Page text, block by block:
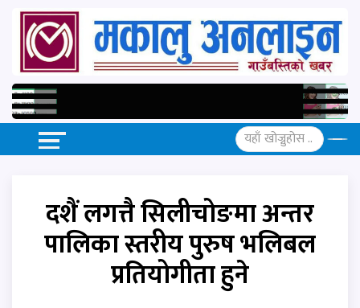
दशैं लगत्तै सिलीचोङमा अन्तर
पालिका स्तरीय पुरुष भलिबल
प्रतियोगीता हुने